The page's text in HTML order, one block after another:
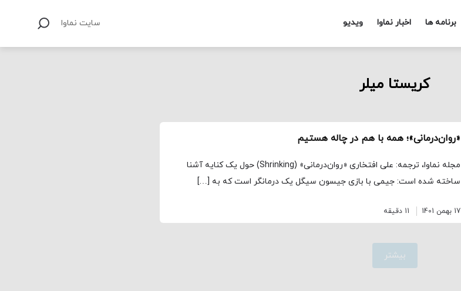
برنامه ها اخبار نماوا ویدیو سایت نماوا
کریستا میلر
«روان‌درمانی»؛ همه با هم در چاله هستیم
مجله نماوا، ترجمه: علی افتخاری «روان‌درمانی» (Shrinking) حول یک کنایه آشنا
ساخته شده است: جیمی با بازی جیسون سیگل یک درمانگر است که به […]
17 بهمن 1401 11 دقیقه
بیشتر